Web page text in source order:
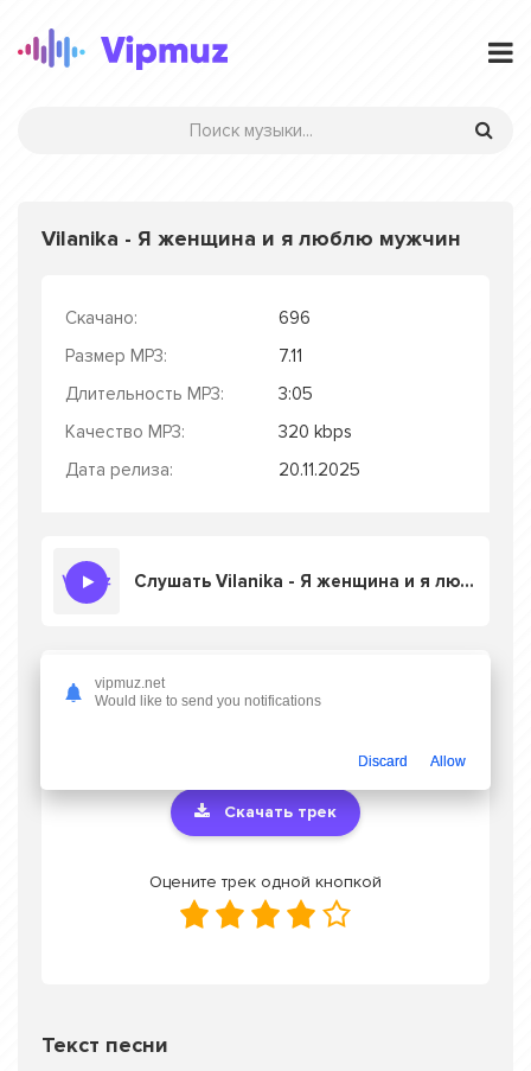
Vilanika - Я женщина и я люблю мужчин
Скачано:
696
Размер MP3:
7.11
Длительность MP3:
3:05
Качество MP3:
320 kbps
Дата релиза:
20.11.2025
Слушать Vilanika - Я женщина и я люблю мужчин
Скачать песню Vilanika - Я женщина и я
люблю мужчинв mp3 или слушать онлайн
Скачать трек
Оцените трек одной кнопкой
Текст песни
vipmuz.net
Would like to send you notifications
Discard Allow